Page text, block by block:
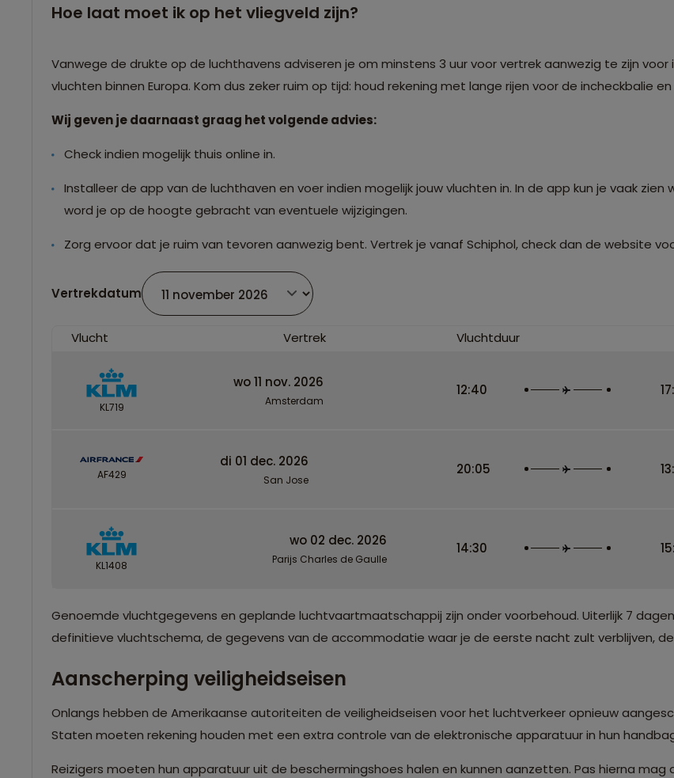
Hoe laat moet ik op het vliegveld zijn?
Vanwege de drukte op de luchthavens adviseren je om minstens 3 uur voor vertrek aanwezig te zijn
vluchten binnen Europa. Kom dus zeker ruim op tijd: houd rekening met lange rijen voor de incheckbalie
Wij geven je daarnaast graag het volgende advies:
Check indien mogelijk thuis online in.
Installeer de app van de luchthaven en voer indien mogelijk jouw vluchten in. In de app kun je vaak
word je op de hoogte gebracht van eventuele wijzigingen.
Zorg ervoor dat je ruim van tevoren aanwezig bent. Vertrek je vanaf Schiphol, check dan de website
Vertrekdatum
Vlucht Vertrek Vluchtduur
KL719
wo 11 nov. 2026
Amsterdam
12:40
AF429
di 01 dec. 2026
San Jose
20:05
KL1408
wo 02 dec. 2026
Parijs Charles de Gaulle
14:30
Genoemde vluchtgegevens en geplande luchtvaartmaatschappij zijn onder voorbehoud. Uiterlijk 7
definitieve vluchtschema, de gegevens van de accommodatie waar je de eerste nacht zult verblijven,
Aanscherping veiligheidseisen
Onlangs hebben de Amerikaanse autoriteiten de veiligheidseisen voor het luchtverkeer opnieuw
Staten moeten rekening houden met een extra controle van de elektronische apparatuur in hun
Reizigers moeten hun apparatuur uit de beschermingshoes halen en kunnen aanzetten. Pas hierna